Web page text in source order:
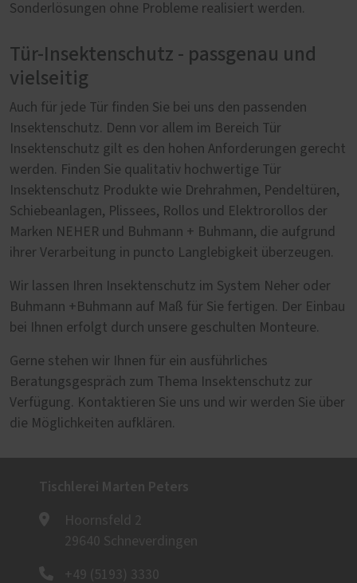
Sonderlösungen ohne Probleme realisiert werden.
Tür-Insektenschutz - passgenau und
vielseitig
Auch für jede Tür finden Sie bei uns den passenden
Insektenschutz. Denn vor allem im Bereich Tür
Insektenschutz gilt es den hohen Anforderungen gerecht
werden. Finden Sie qualitativ hochwertige Tür
Insektenschutz Produkte wie Drehrahmen, Pendeltüren,
Schiebeanlagen, Plissees, Rollos und Elektrorollos der
Marken NEHER und Buhmann + Buhmann, die aufgrund
ihrer Verarbeitung in puncto Langlebigkeit überzeugen.
Wir lassen Ihren Insektenschutz im System Neher oder
Buhmann +Buhmann auf Maß für Sie fertigen. Der Einbau
bei Ihnen erfolgt durch unsere geschulten Monteure.
Gerne stehen wir Ihnen für ein ausführliches
Beratungsgespräch zum Thema Insektenschutz zur
Verfügung. Kontaktieren Sie uns und wir werden Sie über
die Möglichkeiten aufklären.
Tischlerei Marten Peters
Hoornsfeld 2
29640 Schneverdingen
+49 (5193) 3330